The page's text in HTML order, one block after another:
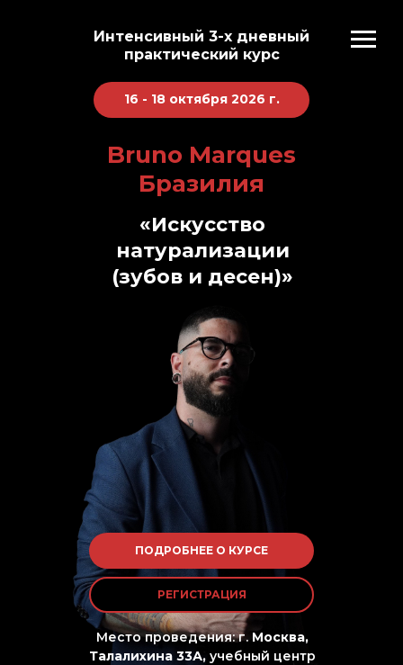
Место проведения: г. Москва,
Талалихина 33А, учебный центр
«Искусство
натурализации
(зубов и десен)»
Bruno Marques
Бразилия
Интенсивный 3-х дневный
практический курс
16 - 18 октября 2026 г.
РЕГИСТРАЦИЯ
ПОДРОБНЕЕ О КУРСЕ